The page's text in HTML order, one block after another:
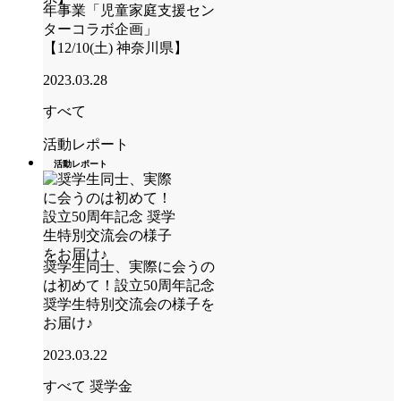
年事業「児童家庭支援セン
ターコラボ企画」
【12/10(土) 神奈川県】
2023.03.28
すべて
活動レポート
活動レポート
奨学生同士、実際に会うの
は初めて！設立50周年記念
奨学生特別交流会の様子を
お届け♪
2023.03.22
すべて 奨学金